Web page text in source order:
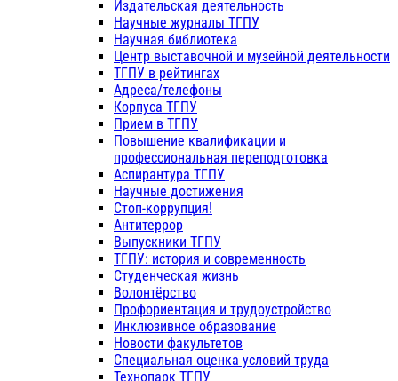
Издательская деятельность
Научные журналы ТГПУ
Научная библиотека
Центр выставочной и музейной деятельности
ТГПУ в рейтингах
Адреса/телефоны
Корпуса ТГПУ
Прием в ТГПУ
Повышение квалификации и
профессиональная переподготовка
Аспирантура ТГПУ
Научные достижения
Стоп-коррупция!
Антитеррор
Выпускники ТГПУ
ТГПУ: история и современность
Студенческая жизнь
Волонтёрство
Профориентация и трудоустройство
Инклюзивное образование
Новости факультетов
Специальная оценка условий труда
Технопарк ТГПУ